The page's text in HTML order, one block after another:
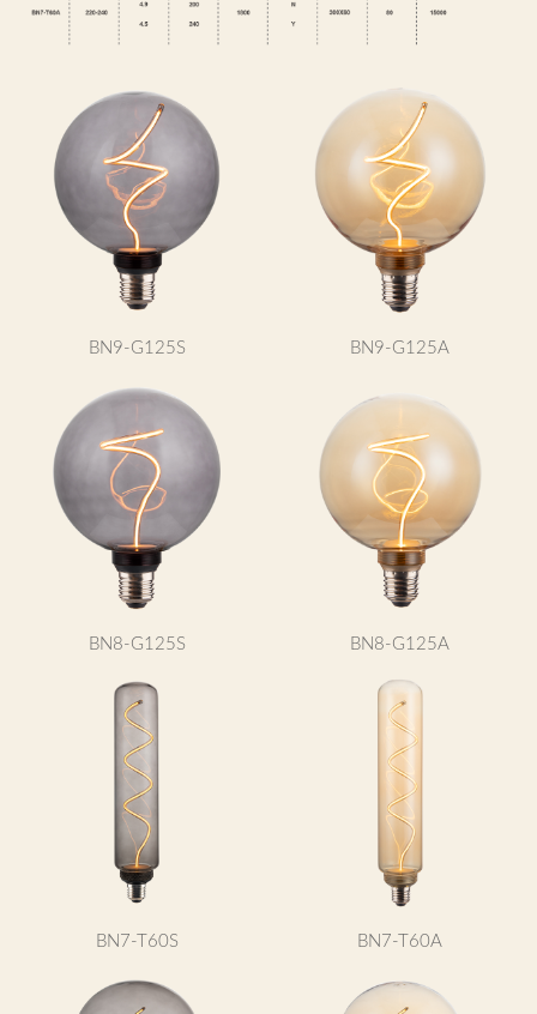
BN9-G125S BN9-G125A
BN8-G125S BN8-G125A
BN7-T60S BN7-T60A